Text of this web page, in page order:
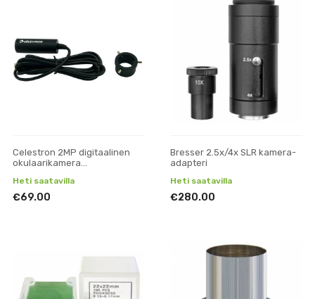
Celestron 2MP digitaalinen
okulaarikamera
Heti saatavilla
€69.00
Bresser 2.5x/4x SLR kamera-
adapteri
Heti saatavilla
€280.00